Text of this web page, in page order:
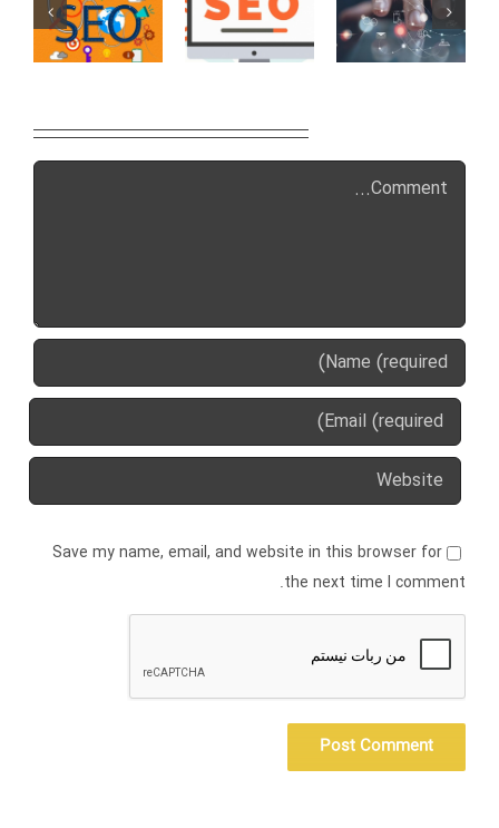
Comment
Save my name, email, and website in this browser for
the next time I comment.